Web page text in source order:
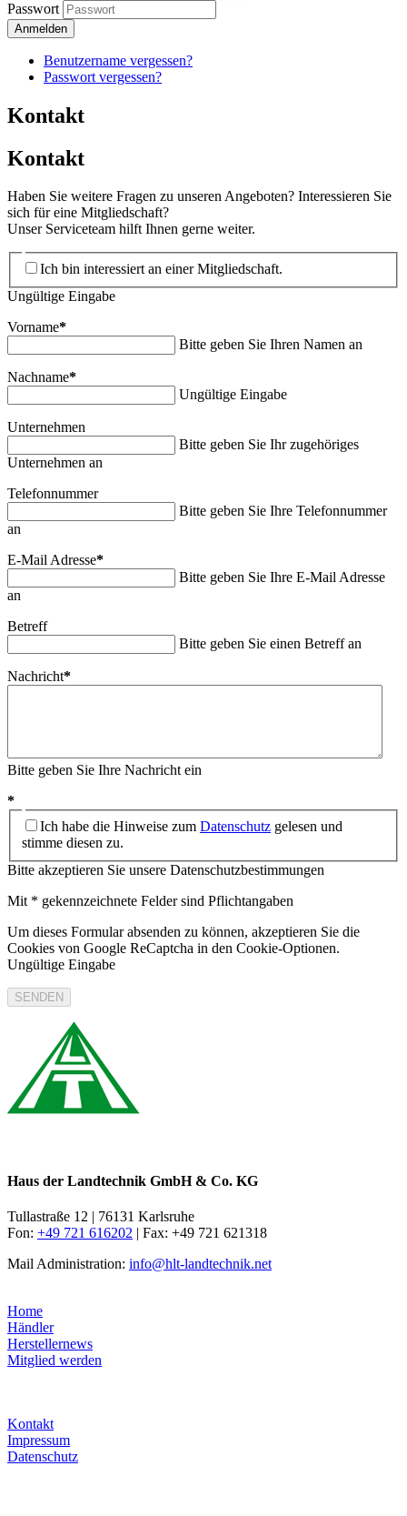
Passwort
Anmelden
Benutzername vergessen?
Passwort vergessen?
Kontakt
Kontakt
Haben Sie weitere Fragen zu unseren Angeboten? Interessieren Sie
sich für eine Mitgliedschaft?
Unser Serviceteam hilft Ihnen gerne weiter.
Ich bin interessiert an einer Mitgliedschaft.
Ungültige Eingabe
Vorname*
Bitte geben Sie Ihren Namen an
Nachname*
Ungültige Eingabe
Unternehmen
Bitte geben Sie Ihr zugehöriges
Unternehmen an
Telefonnummer
Bitte geben Sie Ihre Telefonnummer
an
E-Mail Adresse*
Bitte geben Sie Ihre E-Mail Adresse
an
Betreff
Bitte geben Sie einen Betreff an
Nachricht*
Bitte geben Sie Ihre Nachricht ein
*
Ich habe die Hinweise zum Datenschutz gelesen und
stimme diesen zu.
Bitte akzeptieren Sie unsere Datenschutzbestimmungen
Mit * gekennzeichnete Felder sind Pflichtangaben
Um dieses Formular absenden zu können, akzeptieren Sie die
Cookies von Google ReCaptcha in den Cookie-Optionen.
Ungültige Eingabe
SENDEN
Haus der Landtechnik GmbH & Co. KG
Tullastraße 12 | 76131 Karlsruhe
Fon: +49 721 616202 | Fax: +49 721 621318
Mail Administration: info@hlt-landtechnik.net
Home
Händler
Herstellernews
Mitglied werden
Kontakt
Impressum
Datenschutz